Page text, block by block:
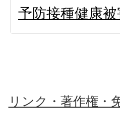
予防接種健康
リンク・著作権・